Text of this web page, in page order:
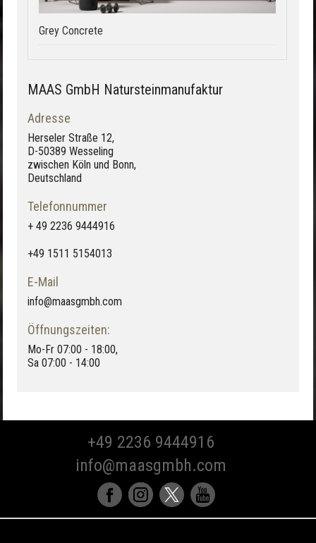
Grey Concrete
MAAS GmbH Natursteinmanufaktur
Adresse
Herseler Straße 12,
D-50389 Wesseling
zwischen Köln und Bonn,
Deutschland
Telefonnummer
+ 49 2236 9444916
+49 1511 5154013
E-Mail
info@maasgmbh.com
Öffnungszeiten:
Mo-Fr 07:00 - 18:00,
Sa 07:00 - 14:00
+49 2236 9444916
info@maasgmbh.com